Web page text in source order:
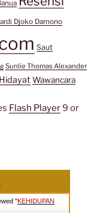
Djoko Damono
Saut
Sunlie Thomas Alexander
Wawancara
Flash Player9 or
"KEHIDUPAN